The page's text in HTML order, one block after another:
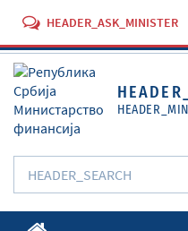
HEADER_ASK_MINISTER
O Ministarstvu